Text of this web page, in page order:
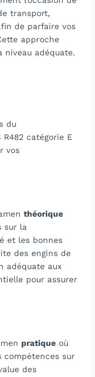
transport,
de parfaire vos
approche
niveau adéquate.
du
R482 catégorie E
vos
théorique
sur la
et les bonnes
des engins de
adéquate aux
pour assurer
pratique où
compétences sur
des